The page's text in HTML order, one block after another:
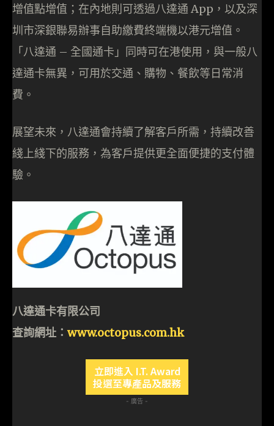
增值點增值；在內地則可透過八達通 App，以及深
圳市深銀聯易辦事自助繳費終端機以港元增值。
「八達通 – 全國通卡」同時可在港使用，與一般八
達通卡無異，可用於交通、購物、餐飲等日常消
費。
展望未來，八達通會持續了解客戶所需，持續改善
綫上綫下的服務，為客戶提供更全面便捷的支付體
驗。
八達通卡有限公司
查詢網址： www.octopus.com.hk
立即進入 I.T. Award
投選至專產品及服務
- 廣告 -